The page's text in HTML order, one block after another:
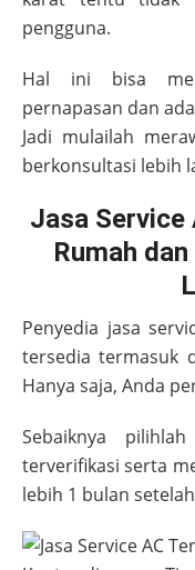
pengguna.
Hal ini bisa
pernapasan dan
Jadi mulailah
berkonsultasi lebih
Jasa Service
Rumah
Penyedia jasa
tersedia termasuk
Hanya saja, Anda
Sebaiknya
terverifikasi serta
lebih 1 bulan